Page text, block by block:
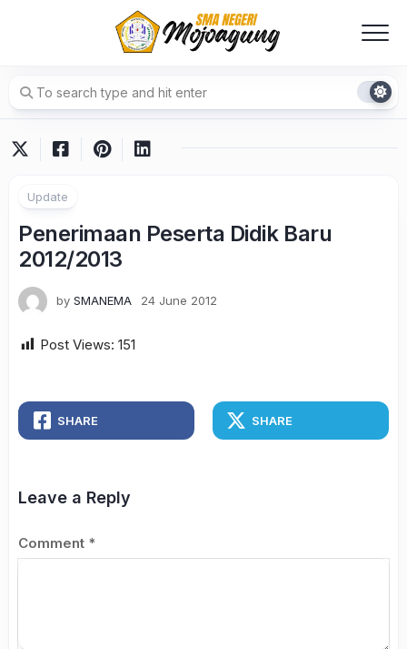
Update
Penerimaan Peserta Didik Baru
2012/2013
by SMANEMA 24 June 2012
Post Views: 151
SHARE SHARE
Leave a Reply
Comment *